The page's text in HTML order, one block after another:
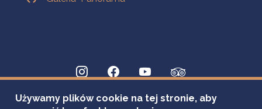
Używamy plików cookie na tej stronie, aby